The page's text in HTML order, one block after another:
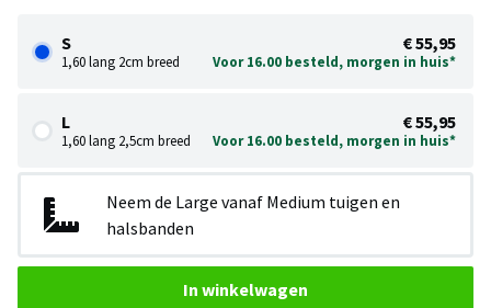
S
1,60 lang 2cm breed
€ 55,95
Voor 16.00 besteld, morgen in huis*
L
1,60 lang 2,5cm breed
€ 55,95
Voor 16.00 besteld, morgen in huis*
Neem de Large vanaf Medium tuigen en
halsbanden
In winkelwagen